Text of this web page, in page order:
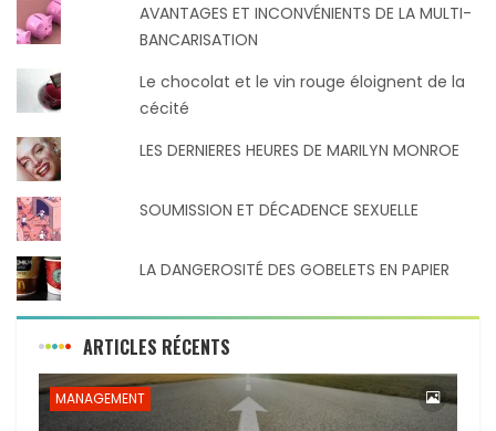
AVANTAGES ET INCONVÉNIENTS DE LA MULTI-
BANCARISATION
Le chocolat et le vin rouge éloignent de la
cécité
LES DERNIERES HEURES DE MARILYN MONROE
SOUMISSION ET DÉCADENCE SEXUELLE
LA DANGEROSITÉ DES GOBELETS EN PAPIER
ARTICLES RÉCENTS
MANAGEMENT